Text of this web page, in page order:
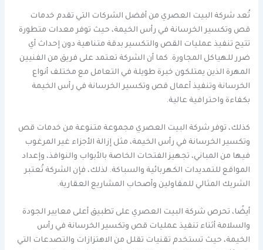
تُعد شركة البيت العصري من أفضل الشركات التي تقدم خدمات
قص وتكسير الخرسانة في رأس الخيمة، حيث توفر معدات متطورة
تتيح تنفيذ عمليات القص والتكسير بدقة متناهية دون إحداث أي
ضرر للهياكل المجاورة. كما أن الشركة تعتمد على فريق من الفنيين
المهرة الذين يمتلكون خبرة طويلة في التعامل مع مختلف أنواع
الخرسانة وتنفيذ أعمال قص وتكسير الخرسانة في رأس الخيمة
بكفاءة واحترافية عالية.
كذلك، توفر شركة البيت العصري مجموعة متنوعة من خدمات قص
وتكسير الخرسانة في رأس الخيمة، مثل إزالة الأجزاء غير المرغوب
فيها من المباني، تجهيز الفتحات الخاصة بالأبواب والنوافذ، وإعداد
المواقع للتمديدات الكهربائية والسباكة. لذلك، فإن الشركة تُعتبر
الشريك المثالي للمقاولين وأصحاب المشاريع العقارية.
أيضًا، تحرص شركة البيت العصري على تطبيق أعلى معايير الجودة
والسلامة أثناء تنفيذ عمليات قص وتكسير الخرسانة في رأس
الخيمة، حيث تستخدم تقنيات تقلل من الاهتزازات والتصدعات التي